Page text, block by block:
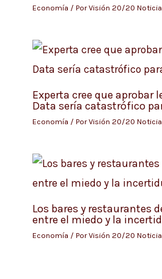
Economía / PorVisión 20/20
Experta cree que aprobar
Data sería catastrófico
Economía / PorVisión 20/20
Los bares y restaurantes
entre el miedo y la
Economía / PorVisión 20/20